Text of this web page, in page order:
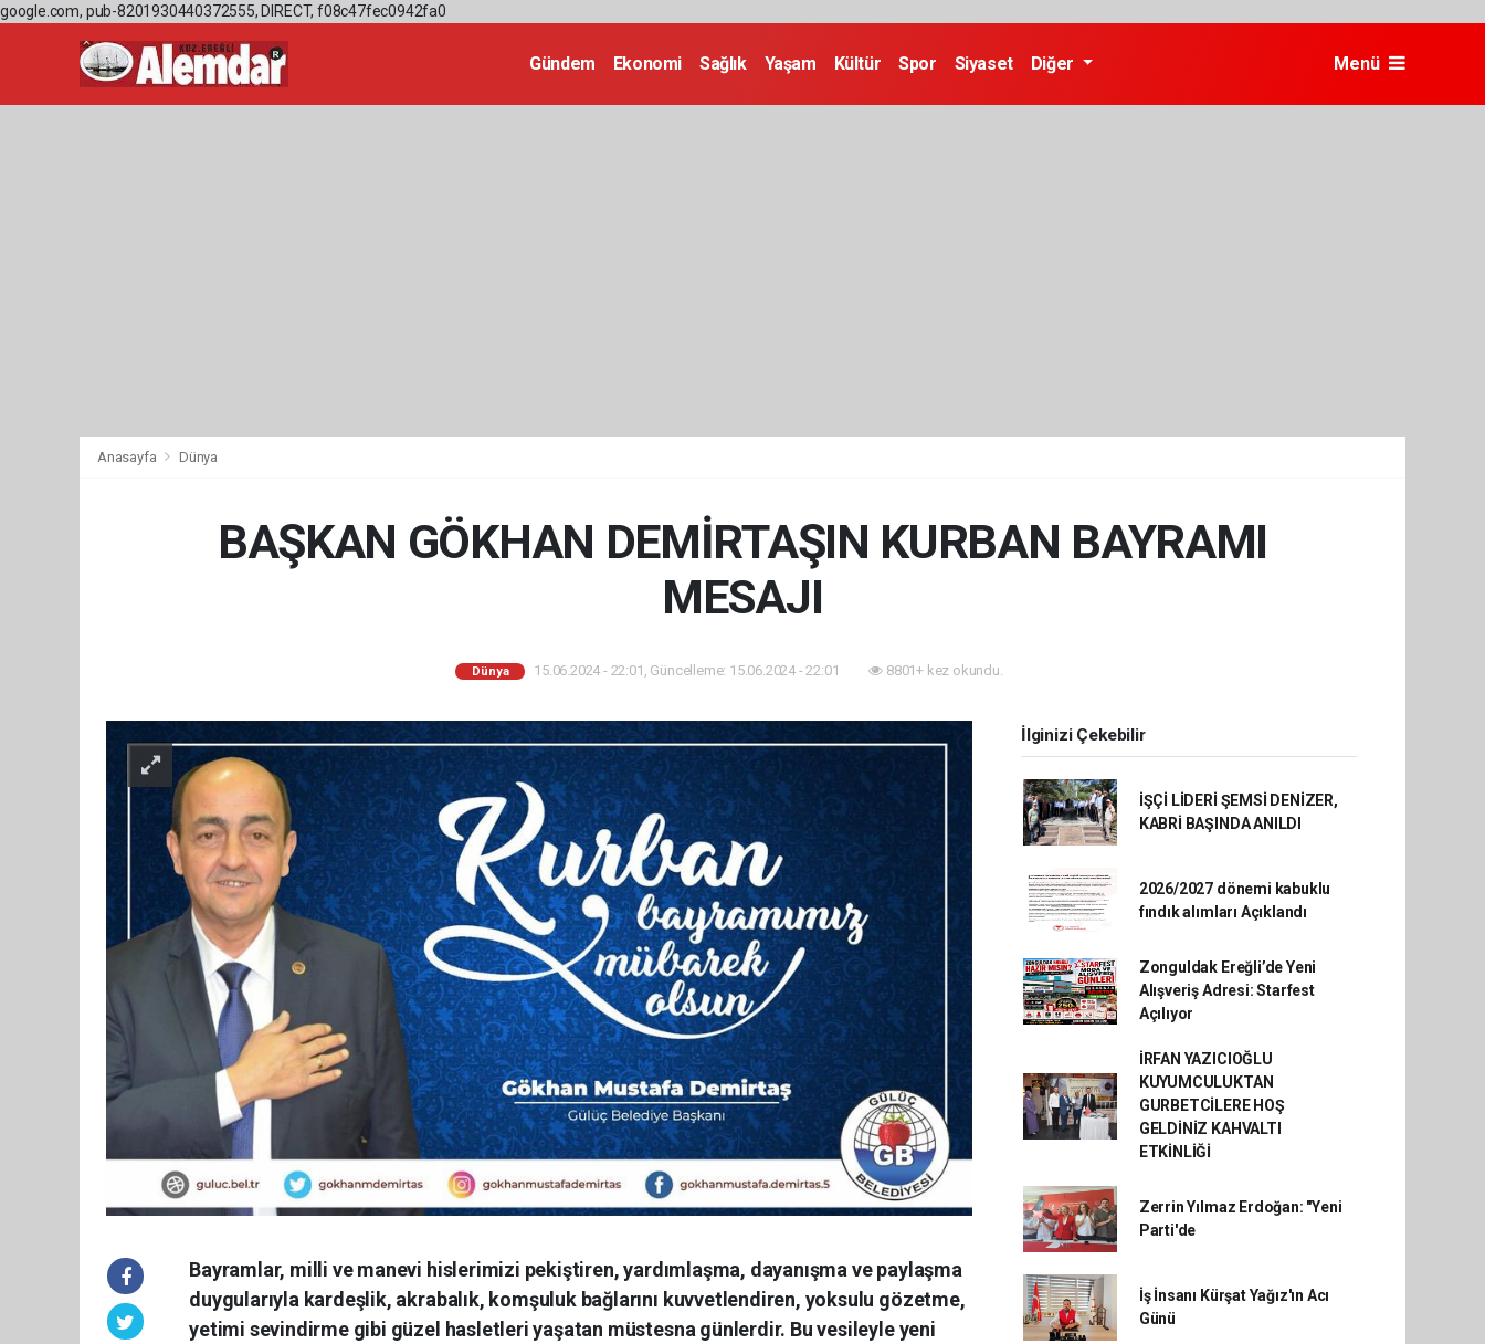
google.com, pub-8201930440372555, DIRECT, f08c47fec0942fa0
Gündem Ekonomi Sağlık Yaşam Kültür Spor Siyaset Diğer Menü
Anasayfa Dünya
BAŞKAN GÖKHAN DEMİRTAŞIN KURBAN BAYRAMI
MESAJI
Dünya 15.06.2024 - 22:01, Güncelleme: 15.06.2024 - 22:01 8801+ kez okundu.
Bayramlar, milli ve manevi hislerimizi pekiştiren, yardımlaşma, dayanışma ve paylaşma
duygularıyla kardeşlik, akrabalık, komşuluk bağlarını kuvvetlendiren, yoksulu gözetme,
yetimi sevindirme gibi güzel hasletleri yaşatan müstesna günlerdir. Bu vesileyle yeni
İlginizi Çekebilir
İŞÇİ LİDERİ ŞEMSİ DENİZER,
KABRİ BAŞINDA ANILDI
2026/2027 dönemi kabuklu
fındık alımları Açıklandı
Zonguldak Ereğli’de Yeni
Alışveriş Adresi: Starfest
Açılıyor
İRFAN YAZICIOĞLU
KUYUMCULUKTAN
GURBETCİLERE HOŞ
GELDİNİZ KAHVALTI
ETKİNLİĞİ
Zerrin Yılmaz Erdoğan: "Yeni
Parti'de
İş İnsanı Kürşat Yağız'ın Acı
Günü